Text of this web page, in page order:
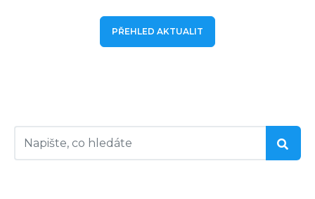
PŘEHLED AKTUALIT